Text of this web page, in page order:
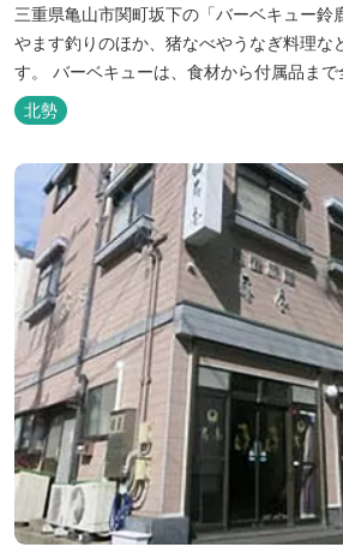
三重県亀山市関町坂下の「バーベキュー鈴
やます釣りのほか、猪なべやうなぎ料理な
す。 バーベキューは、食材から付属品まで全て揃っていますので手
ぶらで楽しむ事ができますよ！釣り掘があ
場で味わえる「マス釣り」も人気です。 宿泊施設も完備していま
北勢